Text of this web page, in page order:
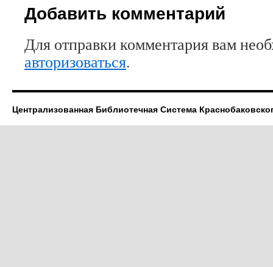
Добавить комментарий
Для отправки комментария вам
авторизоваться.
Централизованная Библиотечная Система